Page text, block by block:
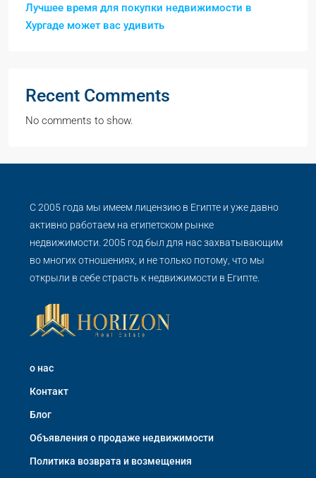
Лучшее время для покупки недвижимости в
Хургаде может вас удивить
Recent Comments
No comments to show.
С 2005 года мы имеем лицензию в Египте и уже давно
активно работаем на египетском рынке
недвижимости. 2005 год был для нас захватывающим
во многих отношениях, и не только потому, что мы
открыли в себе страсть к недвижимости в Египте.
о нас
Контакт
Блог
Объявления о продаже недвижимости
Политика возврата и возмещения